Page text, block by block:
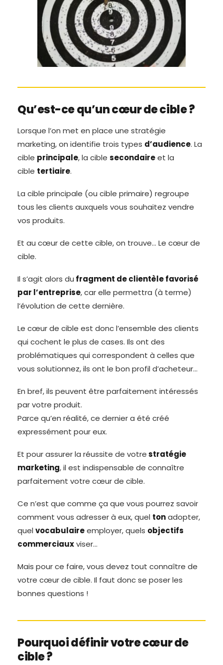
Qu’est-ce qu’un cœur de cible ?
Lorsque l’on met en place une stratégie
marketing, on identifie trois types d’audience. La
cible principale, la cible secondaireet la
cible tertiaire.
La cible principale (ou cible primaire) regroupe
tous les clients auxquels vous souhaitez vendre
vos produits.
Et au cœur de cette cible, on trouve… Le cœur de
cible.
Il s’agit alors du fragment de clientèle favorisé
par l’entreprise, car elle permettra (à terme)
l’évolution de cette dernière.
Le cœur de cible est donc l’ensemble des clients
qui cochent le plus de cases. Ils ont des
problématiques qui correspondent à celles que
vous solutionnez, ils ont le bon profil d’acheteur…
En bref, ils peuvent être parfaitement intéressés
par votre produit.
Parce qu’en réalité, ce dernier a été créé
expressément pour eux.
Et pour assurer la réussite de votrestratégie
marketing, il est indispensable de connaître
parfaitement votre cœur de cible.
Ce n’est que comme ça que vous pourrez savoir
comment vous adresser à eux, quel tonadopter,
quel vocabulaireemployer, quels objectifs
commerciauxviser…
Mais pour ce faire, vous devez tout connaître de
votre cœur de cible. Il faut donc se poser les
bonnes questions !
Pourquoi définir votre cœur de
cible ?